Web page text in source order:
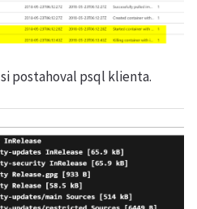
postahoval psql klienta.